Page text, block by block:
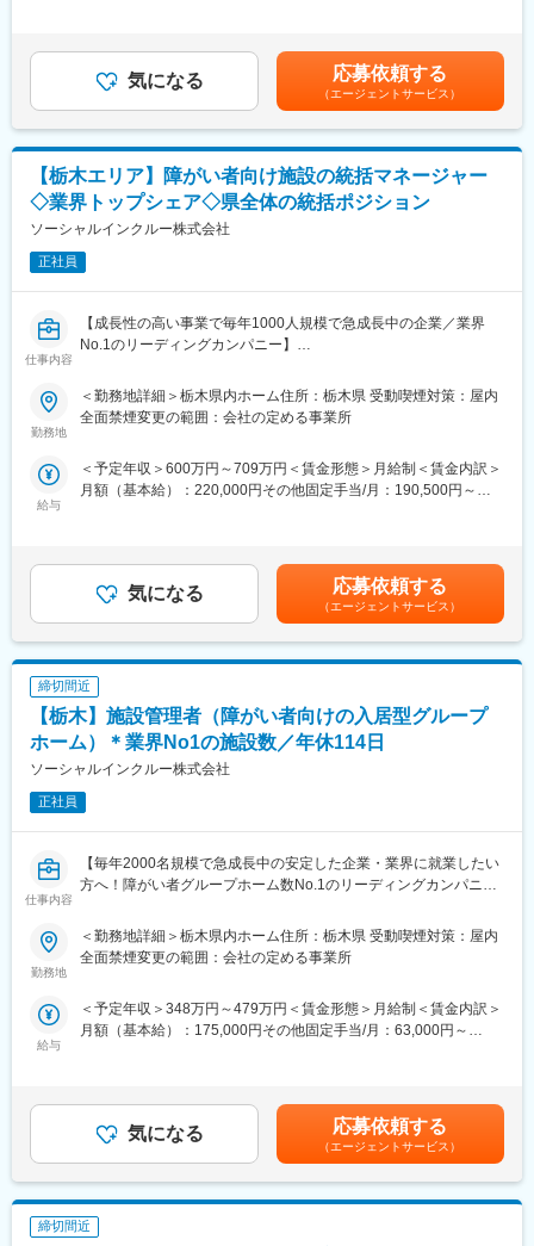
す。
■チームでのサポート：現場では先輩スタッフが丁寧に指導しま
がサポートします。
【配属先】
下記エリア内の契約病院に配属となります。お住まいから通勤可
能な施設を優先的に配慮します。通勤時間の目安は 1時間40分以
内 です。
■関東：東京・神奈川・埼玉・千葉・茨城・栃木・群馬
【魅力】
■国内唯一の滅菌装置の専門メーカーとして長年の実績があり、大
開発、提供しています。営業から製品企画、開発製造、サポート
まで社内一貫体制を整えています。
変更の範囲：会社の定める業務
■研修期間6ヶ月について：
入社後3ヶ月間は、業務の基本である検体の集配業務をお任せしま
その後の3ヶ月は実際に目標を設けて顧客から契約を獲得する営業
業務を行っていただきます。
研修期間の雇用形態は契約社員となりますが、研修期間中に新規
の顧客から契約を2件獲得できれば、その時点で正社員へ待遇異動
いたします。
※研修期間については営業同行等もございますので、ご安心くださ
い。
■経験者歓迎しております：
・同業界／同業種で前職でご経験ある方等については、優遇措置
■同社の特徴：
検査の受託を目標とし設立されました。今では、全国に研究所・
営業所を構えております。一般的な検査項目をはじめ、さらに先
してきました。また、今後も同社のような外部検査施設へ委託さ
れるケースが増加が増え、同社の委託検査は今後も必要不可欠な
変更の範囲：会社の定める業務
させて頂きます。賃金はあくまでも目安の金額であり、選考を通
じて上下する可能性があります。月給(月額)は固定手当を含めた表
記です。
気になる 応募依頼する
（エージェントサービス）
【栃木エリア】障がい者向け施設の統括マネージャー
◇業界トップシェア◇県全体の統括ポジション
ソーシャルインクルー株式会社
正社員
仕事内容
【成長性の高い事業で毎年1000人規模で急成長中の企業／業界
No.1のリーディングカンパニー】
【業務内容】
障がい者グループホームの運営を行っている当社にて、統括マネ
【業務詳細】
■栃木エリアの約20ホーム（今後の開所予定含む）を統括して頂
【マネジメント業務】
■各エリアのシニア・エリアマネージャーを通じて、運営部分(グ
ループホームにて管理者を通じて利用者の支援)の業務マネジメン
ト全般
■各種行政対応(関係性構築、リスク管理・対応、コンプラ・事故
対応等）
■ホームの支援品質管理、改善
■自社職員の労務把握(労務管理自体は別部署労務課が担当)、改善
■シニアマネージャー職、エリアマネージャー職、管理者職の育成
■その他、運営本部幹部として、周辺領域の付随業務全般・面接対
応
【日中サービス支援型とは】
設備基準を満たした施設で、職員が24時間365日常駐しており、
【当社のコンセプト】『「ここでくらしたい」を創る』
ます。家族のように温かいスタッフたちとのコミュニケーション
を通して、ホームでの暮らしを楽しんでいただくために、「ここ
【当社の理念】『住まいで困っている障がい者が「0」の社会を創
る』
「ソーシャルインクルー」という社名は、「ソーシャルインクル
ージョン」から由来しています。
「ソーシャルインクルージョン」とは、
勤務地
＜勤務地詳細＞栃木県内ホーム住所：栃木県 受動喫煙対策：屋内
全面禁煙変更の範囲：会社の定める事業所
給与
＜予定年収＞600万円～709万円＜賃金形態＞月給制＜賃金内訳＞
月額（基本給）：220,000円その他固定手当/月：190,500円～
残業手当＞有＜給与補足＞◆賞与：無◆昇給：年1回（3月）※個
人の評価に応じて昇降給の場合あり賃金はあくまでも目安の金額
であり、選考を通じて上下する可能性があります。月給(月額)は固
定手当を含めた表記です。
気になる 応募依頼する
（エージェントサービス）
締切間近
【栃木】施設管理者（障がい者向けの入居型グループ
ホーム）＊業界No1の施設数／年休114日
ソーシャルインクルー株式会社
正社員
仕事内容
【毎年2000名規模で急成長中の安定した企業・業界に就業したい
方へ！障がい者グループホーム数No.1のリーディングカンパニー
■業務内容：
す。
【変更の範囲：会社の定める業務】
・スタッフ採用・研修・教育・シフト管理
・新規入居対応、ご家族様対応
・行政関係各所対応
※本社専門部署が一括対応の為、請求・申請業務なし
■キャリアパス／モデル年収：
勤務地
＜勤務地詳細＞栃木県内ホーム住所：栃木県 受動喫煙対策：屋内
全面禁煙変更の範囲：会社の定める事業所
給与
＜予定年収＞348万円～479万円＜賃金形態＞月給制＜賃金内訳＞
月額（基本給）：175,000円その他固定手当/月：63,000円～
業手当＞有＜給与補足＞◆賞与：無◆昇給：年1回（3月）※個人
の評価に応じて昇降給の場合あり・超過分・深夜割増賃金別途支
給・交通費規定内支給 （バイク通勤・車通勤OK）賃金はあくまで
も目安の金額であり、選考を通じて上下する可能性があります。
月給(月額)は固定手当を含めた表記です。
気になる 応募依頼する
（エージェントサービス）
締切間近